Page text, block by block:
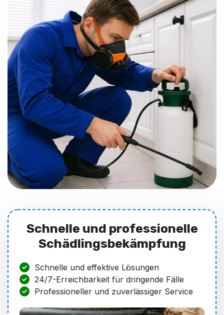
Schnelle und professionelle
Schädlingsbekämpfung
Schnelle und effektive Lösungen
24/7-Erreichbarkeit für dringende Fälle
Professioneller und zuverlässiger Service